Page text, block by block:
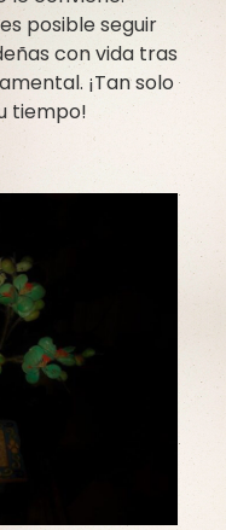
posible seguir
con vida tras
¡Tan solo
tiempo!